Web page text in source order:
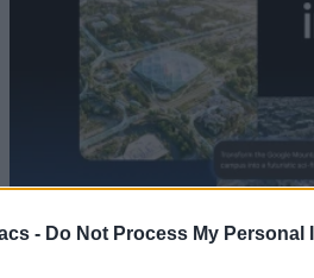
- Do Not Process My Personal